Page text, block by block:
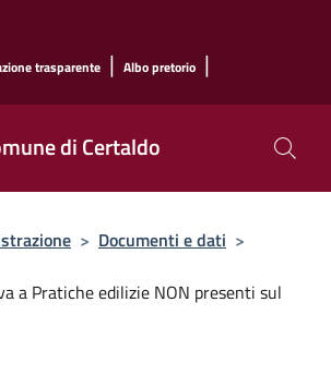
trasparente | Albo pretorio |
di Certaldo
> Documenti e dati >
a Pratiche edilizie NON presenti sul